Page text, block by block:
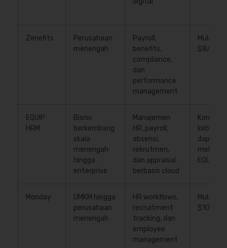
Zenefits
Perusahaan
menengah
Payroll,
benefits,
compliance,
dan
performance
management
Mulai
$8/
EQUIP
HRM
Bisnis
berkembang
skala
menengah
hingga
enterprise
Manajemen
HR, payroll,
absensi,
rekrutmen,
dan appraisal
berbasis cloud
melalui
EQUIP
Monday
UMKM hingga
perusahaan
menengah
HR workflows,
recruitment
tracking, dan
employee
management
Mulai
$10/